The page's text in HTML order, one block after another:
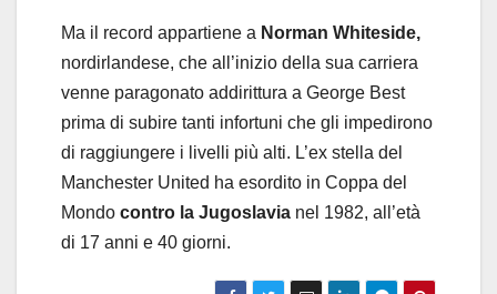
Ma il record appartiene a Norman Whiteside,
nordirlandese, che all’inizio della sua carriera
venne paragonato addirittura a George Best
prima di subire tanti infortuni che gli impedirono
di raggiungere i livelli più alti. L’ex stella del
Manchester United ha esordito in Coppa del
Mondo contro la Jugoslavia nel 1982, all’età
di 17 anni e 40 giorni.